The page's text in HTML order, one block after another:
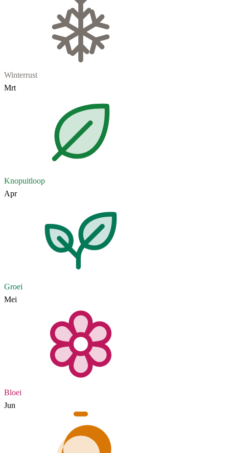
Winterrust
Mrt
Knopuitloop
Apr
Groei
Mei
Bloei
Jun